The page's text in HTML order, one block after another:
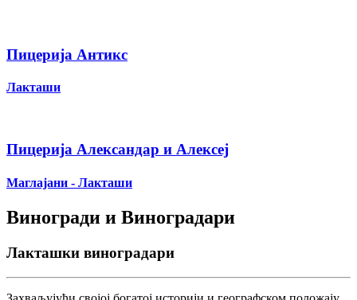
Пицерија Антикс
Лакташи
Пицерија Александар и Алексеј
Маглајани - Лакташи
Виногради и Виноградари
Лакташки виноградари